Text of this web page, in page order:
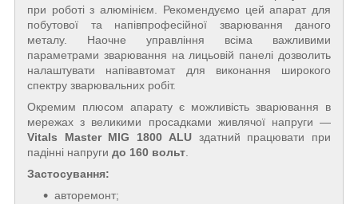
при роботі з алюмінієм. Рекомендуємо цей апарат для
побутової та напівпрофесійної зварювання даного
металу. Наочне управління всіма важливими
параметрами зварювання на лицьовій панелі дозволить
налаштувати напівавтомат для виконання широкого
спектру зварювальних робіт.
Окремим плюсом апарату є можливість зварювання в
мережах з великими просадками живлячої напруги —
Vitals Master MIG 1800 ALUздатний працювати при
падінні напруги до 160 вольт.
Застосування:
авторемонт;